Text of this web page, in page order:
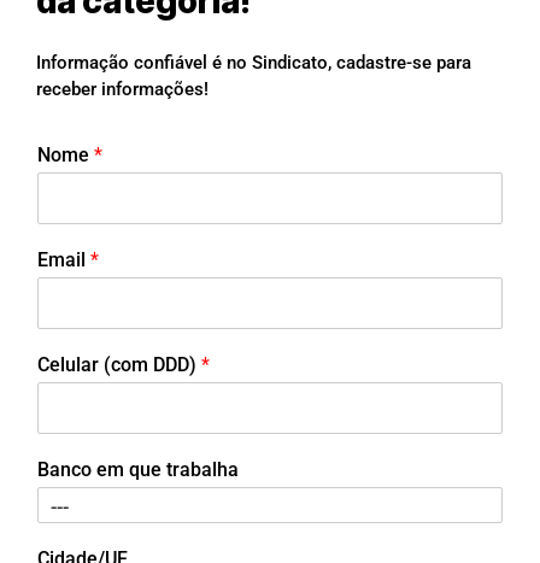
Informação confiável é no Sindicato, cadastre-se para
receber informações!
Nome *
Email *
Celular (com DDD) *
Banco em que trabalha